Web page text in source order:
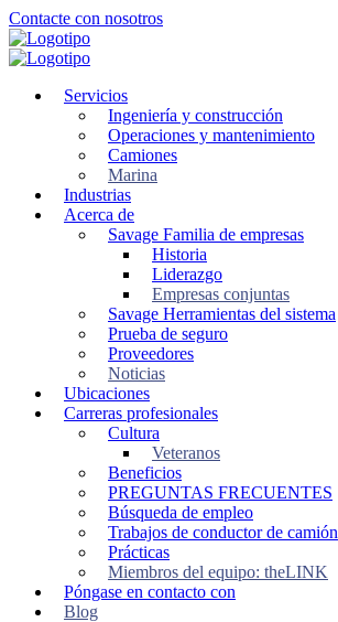
Ir
al
contenido
Contacte con nosotros
Servicios
Ingeniería y construcción
Operaciones y mantenimiento
Camiones
Marina
Industrias
Acerca de
Savage Familia de empresas
Historia
Liderazgo
Empresas conjuntas
Savage Herramientas del sistema
Prueba de seguro
Proveedores
Noticias
Ubicaciones
Carreras profesionales
Cultura
Veteranos
Beneficios
PREGUNTAS FRECUENTES
Búsqueda de empleo
Trabajos de conductor de camión
Prácticas
Miembros del equipo: theLINK
Póngase en contacto con
Blog